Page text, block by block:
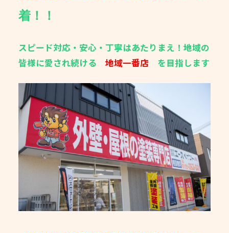
着！！
スピード対応・安心・丁寧はあたりまえ！地域の
皆様に愛され続ける 地域一番店を目指します